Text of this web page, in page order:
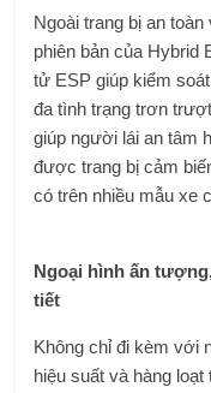
Ngoài trang bị an
phiên bản của Hybrid
tử ESP giúp kiểm
đa tình trạng trơn
giúp người lái an tâm
được trang bị cảm
có trên nhiều mẫu xe
Ngoại hình ấn
tiết
Không chỉ đi kèm với
hiệu suất và hàng